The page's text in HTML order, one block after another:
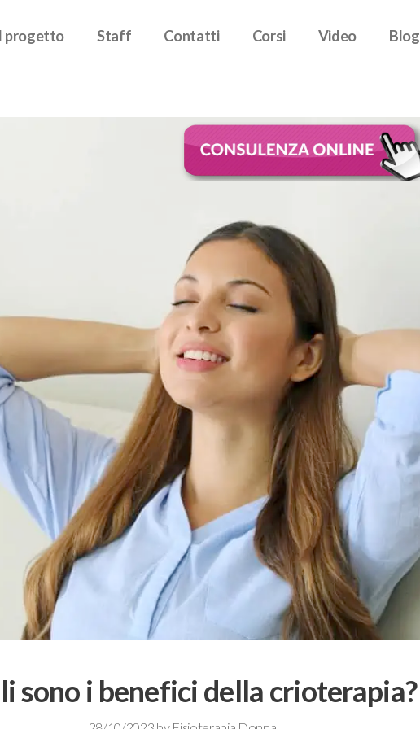
progetto Staff Contatti Corsi Video Blog
sono i benefici della crioterapia?